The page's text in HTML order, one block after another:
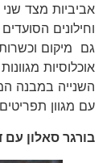
אביביות מצד שני
וחילונים
גם מיקום וכשרות
אוכלוסיות
השנייה במבנה
עם מגוון תפריטים
בורגר סאלון עם